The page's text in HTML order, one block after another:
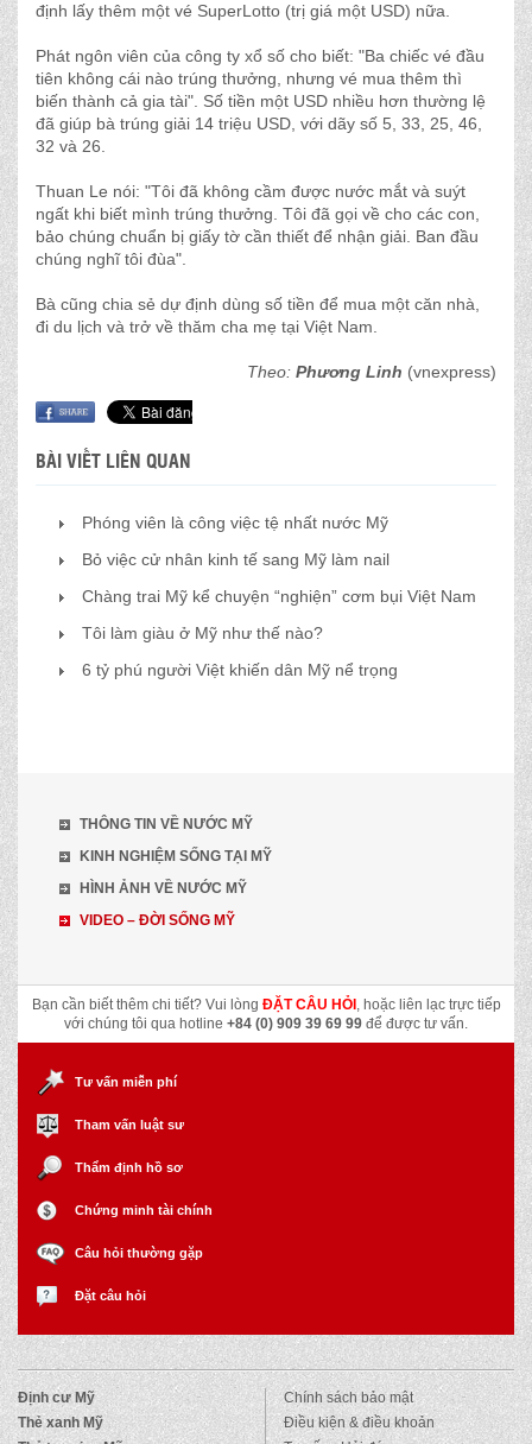
định lấy thêm một vé SuperLotto (trị giá một USD) nữa.
Phát ngôn viên của công ty xổ số cho biết: "Ba chiếc vé đầu
tiên không cái nào trúng thưởng, nhưng vé mua thêm thì
biến thành cả gia tài". Số tiền một USD nhiều hơn thường lệ
đã giúp bà trúng giải 14 triệu USD, với dãy số 5, 33, 25, 46,
32 và 26.
Thuan Le nói: "Tôi đã không cầm được nước mắt và suýt
ngất khi biết mình trúng thưởng. Tôi đã gọi về cho các con,
bảo chúng chuẩn bị giấy tờ cần thiết để nhận giải. Ban đầu
chúng nghĩ tôi đùa".
Bà cũng chia sẻ dự định dùng số tiền để mua một căn nhà,
đi du lịch và trở về thăm cha mẹ tại Việt Nam.
Theo: Phương Linh (vnexpress)
BÀI VIẾT LIÊN QUAN
Phóng viên là công việc tệ nhất nước Mỹ
Bỏ việc cử nhân kinh tế sang Mỹ làm nail
Chàng trai Mỹ kể chuyện “nghiện” cơm bụi Việt Nam
Tôi làm giàu ở Mỹ như thế nào?
6 tỷ phú người Việt khiến dân Mỹ nể trọng
THÔNG TIN VỀ NƯỚC MỸ
KINH NGHIỆM SỐNG TẠI MỸ
HÌNH ẢNH VỀ NƯỚC MỸ
VIDEO – ĐỜI SỐNG MỸ
Bạn cần biết thêm chi tiết? Vui lòng ĐẶT CÂU HỎI , hoặc liên lạc trực tiếp
với chúng tôi qua hotline +84 (0) 909 39 69 99 để được tư vấn.
Tư vấn miễn phí
Tham vấn luật sư
Thẩm định hồ sơ
Chứng minh tài chính
Câu hỏi thường gặp
Đặt câu hỏi
Định cư Mỹ
Thẻ xanh Mỹ
Chính sách bảo mật
Điều kiện & điều khoản